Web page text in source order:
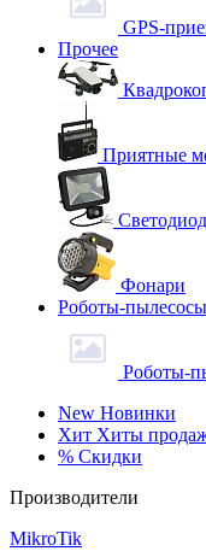
GPS-
Прочее
Приятные
Фонари
Роботы-пылесосы
Роботы-
New Новинки
Хит Хиты
% Скидки
Производители
MikroTik